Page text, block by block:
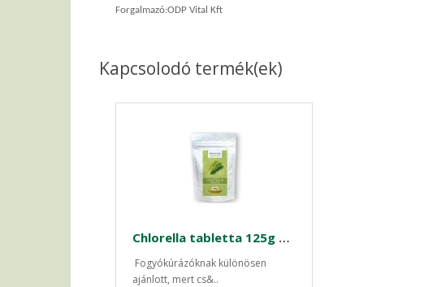
Forgalmazó:ODP Vital Kft
Kapcsolodó termék(ek)
Chlorella tabletta 125g bio- Organiqa
Fogyókúrázóknak különösen
ajánlott, mert cs&..